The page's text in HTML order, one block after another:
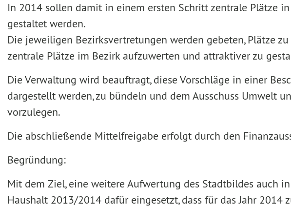
In 2014 sollen damit in einem ersten Schritt zentrale Plätze
gestaltet werden.
Die jeweiligen Bezirksvertretungen werden gebeten, Plätze
zentrale Plätze im Bezirk aufzuwerten und attraktiver zu
Die Verwaltung wird beauftragt, diese Vorschläge in einer
dargestellt werden, zu bündeln und dem Ausschuss Umwelt
vorzulegen.
Die abschließende Mittelfreigabe erfolgt durch den
Begründung:
Mit dem Ziel, eine weitere Aufwertung des Stadtbildes auch
Haushalt 2013/2014 dafür eingesetzt, dass für das Jahr